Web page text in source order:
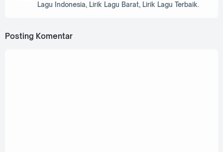
Lagu Indonesia, Lirik Lagu Barat, Lirik Lagu Terbaik.
Posting Komentar